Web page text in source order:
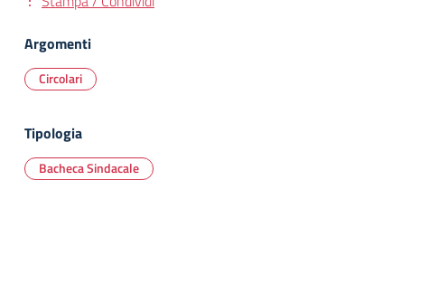
Argomenti
Circolari
Tipologia
Bacheca Sindacale